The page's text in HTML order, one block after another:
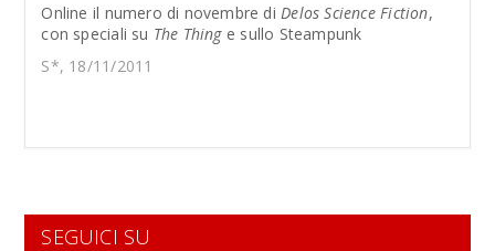
Online il numero di novembre di Delos Science Fiction,
con speciali su The Thinge sullo Steampunk
S*, 18/11/2011
SEGUICI SU